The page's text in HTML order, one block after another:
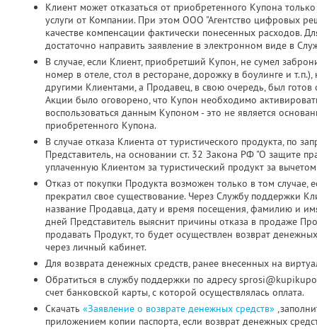
Клиент может отказаться от приобретенного Купона
услуги от Компании. При этом ООО "Агентство цифровых
качестве компенсации фактически понесенных расходов.
достаточно направить заявление в электронном виде в
В случае, если Клиент, приобретший Купон, не сумел
номер в отеле, стол в ресторане, дорожку в боулинге и
другими Клиентами, а Продавец, в свою очередь, был готов
Акции было оговорено, что Купон необходимо
воспользоваться данным Купоном - это не является
приобретенного Купона.
В случае отказа Клиента от туристического продукта, по
Представитель, на основании ст. 32 Закона РФ "О защите
уплаченную Клиентом за туристический продукт за
Отказ от покупки Продукта возможен только в том
прекратил свое существование. Через Службу поддержки
название Продавца, дату и время посещения, фамилию и
дней Представитель выяснит причины отказа в продаже
продавать Продукт, то будет осуществлен возврат
через личный кабинет.
Для возврата денежных средств, ранее внесенных на
Обратиться в службу поддержки по адресу
счет банковской карты, с которой осуществлялась оплата.
Скачать «Заявление о возврате денежных средств»
приложением копии паспорта, если возврат денежных